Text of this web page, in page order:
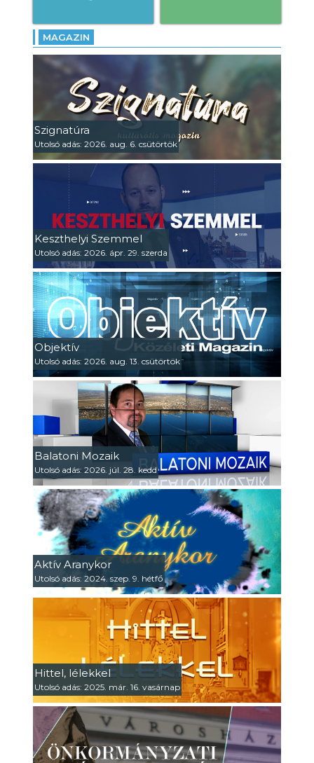
MAGAZIN
Szignatúra
Utolsó adás: 2026. aug. 6. csütörtök
Keszthelyi Szemmel
Utolsó adás: 2026. ápr. 29. szerda
Objektív
Utolsó adás: 2026. aug. 13. csütörtök
Balatoni Mozaik
Utolsó adás: 2026. júl. 28. kedd
Aktív Aranykor
Utolsó adás: 2024. szep. 9. hétfő
Hittel, lélekkel
Utolsó adás: 2025. már. 16. vasárnap